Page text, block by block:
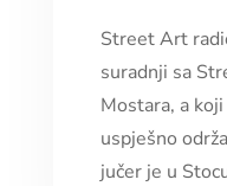
Street Art
suradnji sa
Mostara, a
uspješno
jučer je u